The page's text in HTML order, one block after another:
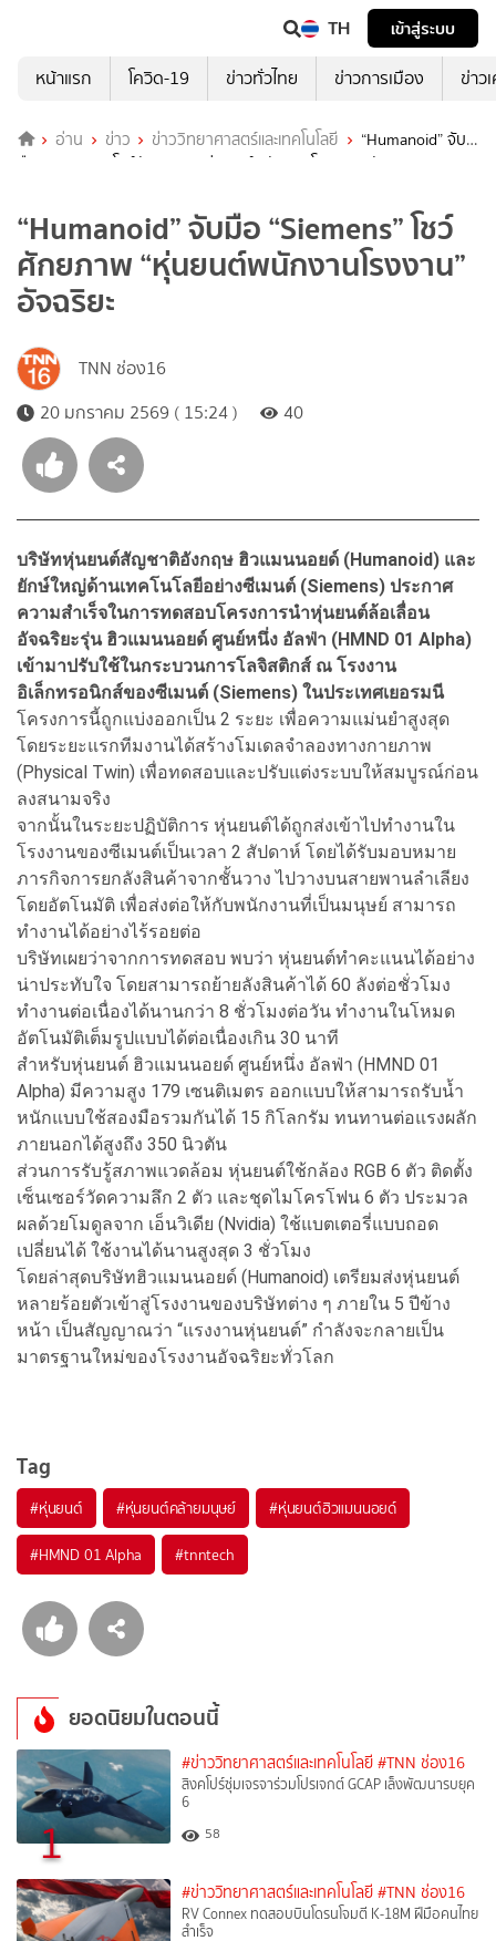
TH
เข้าสู่ระบบ
หน้าแรก
โควิด-19 ข่าวทั่วไทย ข่าวการเมือง ข่าว
อ่าน ข่าว ข่าววิทยาศาสตร์และเทคโนโลยี
“Humanoid” จับ
มือ “Siemens” โชว์ศักยภาพ “หุ่นยนต์พนักงานโรงงาน” อัจฉริยะ
“Humanoid” จับมือ “Siemens” โชว์
ศักยภาพ “หุ่นยนต์พนักงานโรงงาน”
อัจฉริยะ
TNN ช่อง16
20 มกราคม 2569 ( 15:24 )
40
บริษัทหุ่นยนต์สัญชาติอังกฤษ ฮิวแมนนอยด์ (Humanoid) และ
ยักษ์ใหญ่ด้านเทคโนโลยีอย่างซีเมนต์ (Siemens) ประกาศ
ความสำเร็จในการทดสอบโครงการนำหุ่นยนต์ล้อเลื่อน
อัจฉริยะรุ่น ฮิวแมนนอยด์ ศูนย์หนึ่ง อัลฟ่า (HMND 01 Alpha)
เข้ามาปรับใช้ในกระบวนการโลจิสติกส์ ณ โรงงาน
อิเล็กทรอนิกส์ของซีเมนต์ (Siemens) ในประเทศเยอรมนี
โครงการนี้ถูกแบ่งออกเป็น 2 ระยะ เพื่อความแม่นยำสูงสุด
โดยระยะแรกทีมงานได้สร้างโมเดลจำลองทางกายภาพ
(Physical Twin) เพื่อทดสอบและปรับแต่งระบบให้สมบูรณ์ก่อน
ลงสนามจริง
จากนั้นในระยะปฏิบัติการ หุ่นยนต์ได้ถูกส่งเข้าไปทำงานใน
โรงงานของซีเมนต์เป็นเวลา 2 สัปดาห์ โดยได้รับมอบหมาย
ภารกิจการยกลังสินค้าจากชั้นวาง ไปวางบนสายพานลำเลียง
โดยอัตโนมัติ เพื่อส่งต่อให้กับพนักงานที่เป็นมนุษย์ สามารถ
ทำงานได้อย่างไร้รอยต่อ
บริษัทเผยว่าจากการทดสอบ พบว่า หุ่นยนต์ทำคะแนนได้อย่าง
น่าประทับใจ โดยสามารถย้ายลังสินค้าได้ 60 ลังต่อชั่วโมง
ทำงานต่อเนื่องได้นานกว่า 8 ชั่วโมงต่อวัน ทำงานในโหมด
อัตโนมัติเต็มรูปแบบได้ต่อเนื่องเกิน 30 นาที
สำหรับหุ่นยนต์ ฮิวแมนนอยด์ ศูนย์หนึ่ง อัลฟ่า (HMND 01
Alpha) มีความสูง 179 เซนติเมตร ออกแบบให้สามารถรับน้ำ
หนักแบบใช้สองมือรวมกันได้ 15 กิโลกรัม ทนทานต่อแรงผลัก
ภายนอกได้สูงถึง 350 นิวตัน
ส่วนการรับรู้สภาพแวดล้อม หุ่นยนต์ใช้กล้อง RGB 6 ตัว ติดตั้ง
เซ็นเซอร์วัดความลึก 2 ตัว และชุดไมโครโฟน 6 ตัว ประมวล
ผลด้วยโมดูลจาก เอ็นวิเดีย (Nvidia) ใช้แบตเตอรี่แบบถอด
เปลี่ยนได้ ใช้งานได้นานสูงสุด 3 ชั่วโมง
โดยล่าสุดบริษัทฮิวแมนนอยด์ (Humanoid) เตรียมส่งหุ่นยนต์
หลายร้อยตัวเข้าสู่โรงงานของบริษัทต่าง ๆ ภายใน 5 ปีข้าง
หน้า เป็นสัญญาณว่า “แรงงานหุ่นยนต์” กำลังจะกลายเป็น
มาตรฐานใหม่ของโรงงานอัจฉริยะทั่วโลก
Tag
#หุ่นยนต์ #หุ่นยนต์คล้ายมนุษย์ #หุ่นยนต์ฮิวแมนนอยด์
#HMND 01 Alpha #tnntech
ยอดนิยมในตอนนี้
1
#ข่าววิทยาศาสตร์และเทคโนโลยี #TNN ช่อง16
สิงคโปร์ซุ่มเจรจาร่วมโปรเจกต์ GCAP เล็งพัฒนารบยุค
6
58
#ข่าววิทยาศาสตร์และเทคโนโลยี #TNN ช่อง16
RV Connex ทดสอบบินโดรนโจมตี K-18M ฝีมือคนไทย
สำเร็จ